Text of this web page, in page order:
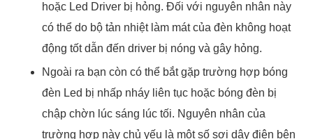
hoặc Led Driver bị hỏng. Đối với nguyên nhân này
có thể do bộ tản nhiệt làm mát của đèn không hoạt
động tốt dẫn đến driver bị nóng và gây hỏng.
Ngoài ra bạn còn có thể bắt gặp trường hợp bóng
đèn Led bị nhấp nháy liên tục hoặc bóng đèn bị
chập chờn lúc sáng lúc tối. Nguyên nhân của
trường hợp này chủ yếu là một số sợi dây điện bên